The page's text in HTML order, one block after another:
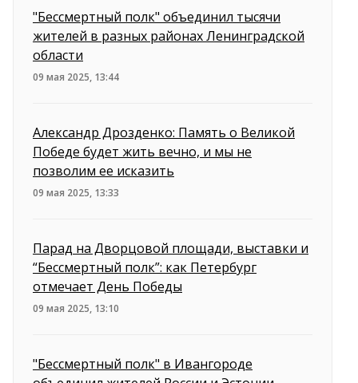
"Бессмертный полк" объединил тысячи
жителей в разных районах Ленинградской
области
09 мая 2025, 13:44
Александр Дрозденко: Память о Великой
Победе будет жить вечно, и мы не
позволим ее исказить
09 мая 2025, 13:33
Парад на Дворцовой площади, выставки и
“Бессмертный полк”: как Петербург
отмечает День Победы
09 мая 2025, 13:10
"Бессмертный полк" в Ивангороде